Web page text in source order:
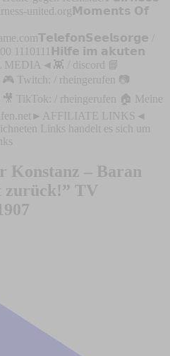
united.org𝗠𝗼𝗺𝗲𝗻𝘁𝘀 𝗢𝗳
/
1110111𝗛𝗶𝗹𝗳𝗲 𝗶𝗺 𝗮𝗸𝘂𝘁𝗲𝗻
MEDIA◄👾 / discord 📘
🎮 Twitch: / rheingerufen 📷
🎥 TikTok: / rheingerufen 🏠 Meine
LINKS◄
Links handelt es sich um
Konstanz – Baran
zurück!” TV